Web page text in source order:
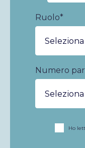
Ruolo*
Numero
Ho